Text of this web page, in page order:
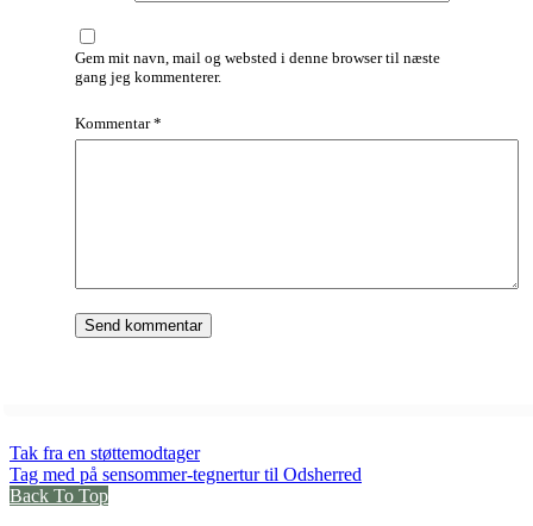
Gem mit navn, mail og websted i denne browser til næste
gang jeg kommenterer.
Kommentar*
Tak fra en støttemodtager
Tag med på sensommer-tegnertur til Odsherred
Back To Top